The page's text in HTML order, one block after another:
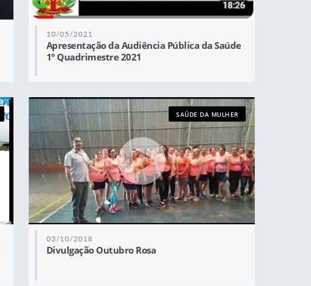
10/05/2021
Apresentação da Audiência Pública da Saúde
1º Quadrimestre 2021
03/10/2018
Divulgação Outubro Rosa
SAÚDE DA MULHER